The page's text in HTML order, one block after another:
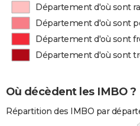
Département d'où sont
Département d'où sont
Département d'où sont
Département d'où sont
Où décèdent les IMBO ?
Répartition des IMBO par